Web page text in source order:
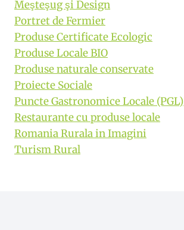
Meşteşug şi Design
Portret de Fermier
Produse Certificate Ecologic
Produse Locale BIO
Produse naturale conservate
Proiecte Sociale
Puncte Gastronomice Locale (PGL)
Restaurante cu produse locale
Romania Rurala in Imagini
Turism Rural